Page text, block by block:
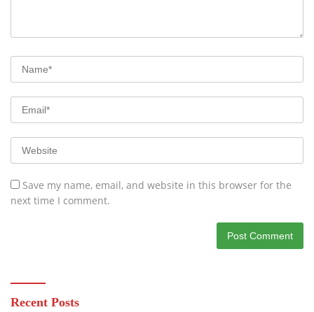
Save my name, email, and website in this browser for the
next time I comment.
Recent Posts